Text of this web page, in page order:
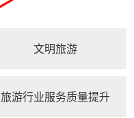
文明旅游
旅游行业服务质量提升